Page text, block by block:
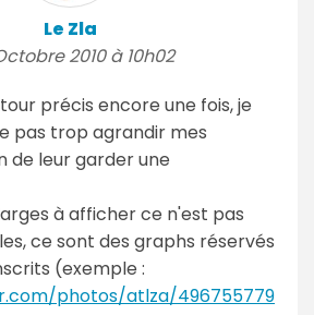
Le Zla
2010 à 10h02
précis encore une fois, je
pas trop agrandir mes
de leur garder une
à afficher ce n'est pas
ce sont des graphs réservés
(exemple :
photos/atlza/496755779